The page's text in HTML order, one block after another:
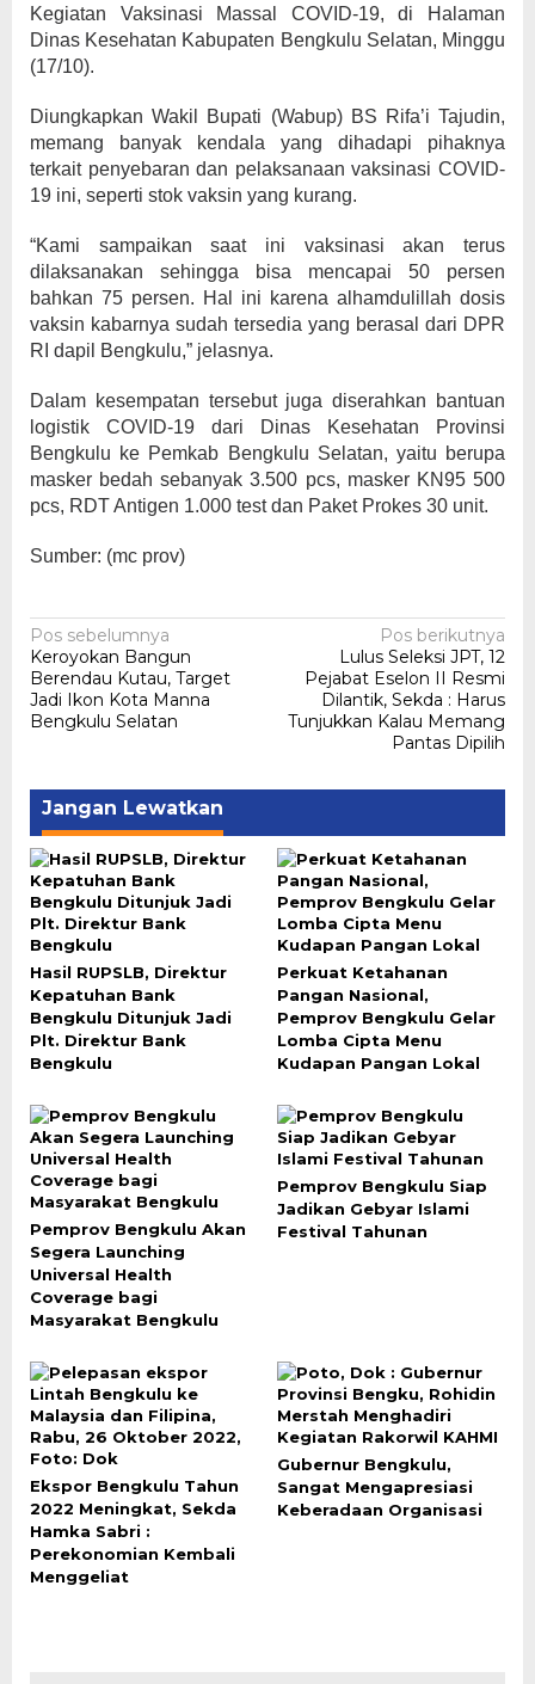
Kegiatan Vaksinasi Massal COVID-19, di Halaman
Dinas Kesehatan Kabupaten Bengkulu Selatan, Minggu
(17/10).
Diungkapkan Wakil Bupati (Wabup) BS Rifa’i Tajudin,
memang banyak kendala yang dihadapi pihaknya
terkait penyebaran dan pelaksanaan vaksinasi COVID-
19 ini, seperti stok vaksin yang kurang.
“Kami sampaikan saat ini vaksinasi akan terus
dilaksanakan sehingga bisa mencapai 50 persen
bahkan 75 persen. Hal ini karena alhamdulillah dosis
vaksin kabarnya sudah tersedia yang berasal dari DPR
RI dapil Bengkulu,” jelasnya.
Dalam kesempatan tersebut juga diserahkan bantuan
logistik COVID-19 dari Dinas Kesehatan Provinsi
Bengkulu ke Pemkab Bengkulu Selatan, yaitu berupa
masker bedah sebanyak 3.500 pcs, masker KN95 500
pcs, RDT Antigen 1.000 test dan Paket Prokes 30 unit.
Sumber: (mc prov)
Navigasi
pos
Pos sebelumnya
Keroyokan Bangun
Berendau Kutau, Target
Jadi Ikon Kota Manna
Bengkulu Selatan
Pos berikutnya
Lulus Seleksi JPT, 12
Pejabat Eselon II Resmi
Dilantik, Sekda : Harus
Tunjukkan Kalau Memang
Pantas Dipilih
Jangan Lewatkan
Hasil RUPSLB, Direktur
Kepatuhan Bank
Bengkulu Ditunjuk Jadi
Plt. Direktur Bank
Bengkulu
Perkuat Ketahanan
Pangan Nasional,
Pemprov Bengkulu Gelar
Lomba Cipta Menu
Kudapan Pangan Lokal
Pemprov Bengkulu Akan
Segera Launching
Universal Health
Coverage bagi
Masyarakat Bengkulu
Pemprov Bengkulu Siap
Jadikan Gebyar Islami
Festival Tahunan
Ekspor Bengkulu Tahun
2022 Meningkat, Sekda
Hamka Sabri :
Perekonomian Kembali
Menggeliat
Gubernur Bengkulu,
Sangat Mengapresiasi
Keberadaan Organisasi